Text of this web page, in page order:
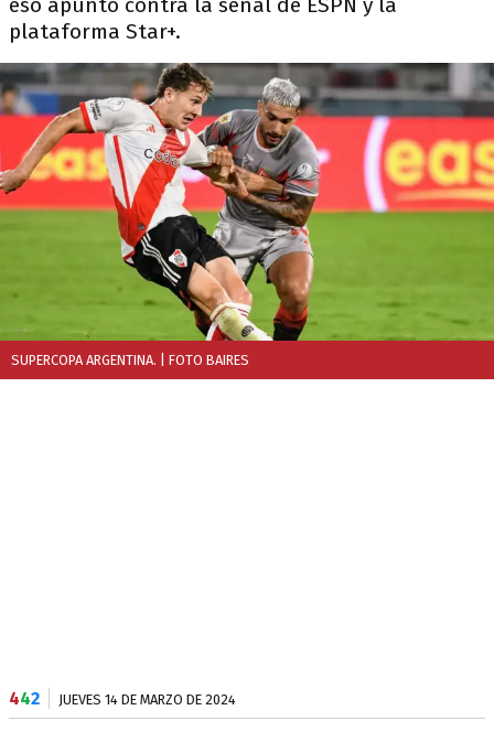
plataforma Star+.
SUPERCOPA ARGENTINA. | FOTO BAIRES
442 JUEVES 14 DE MARZO DE 2024